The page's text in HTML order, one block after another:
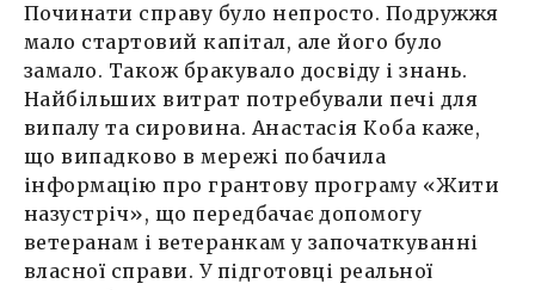
Починати справу було непросто. Подружжя
мало стартовий капітал, але його було
замало. Також бракувало досвіду і знань.
Найбільших витрат потребували печі для
випалу та сировина. Анастасія Коба каже,
що випадково в мережі побачила
інформацію про грантову програму «Жити
назустріч», що передбачає допомогу
ветеранам і ветеранкам у започаткуванні
власної справи. У підготовці реальної